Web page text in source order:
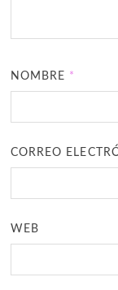
NOMBRE *
CORREO
WEB